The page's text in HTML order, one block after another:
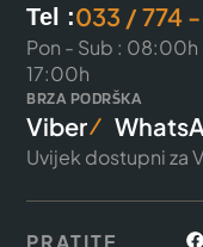
Tel :033 / 774
Pon - Sub : 08:00h
17:00h
BRZA PODRŠKA
Viber
Uvijek dostupni za
PRATITE